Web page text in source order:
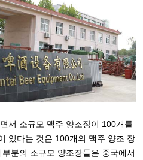
서 소규모 맥주 양조장이 100개를
있다는 것은 100개의 맥주 양조 장
분의 소규모 양조장들은 중국에서